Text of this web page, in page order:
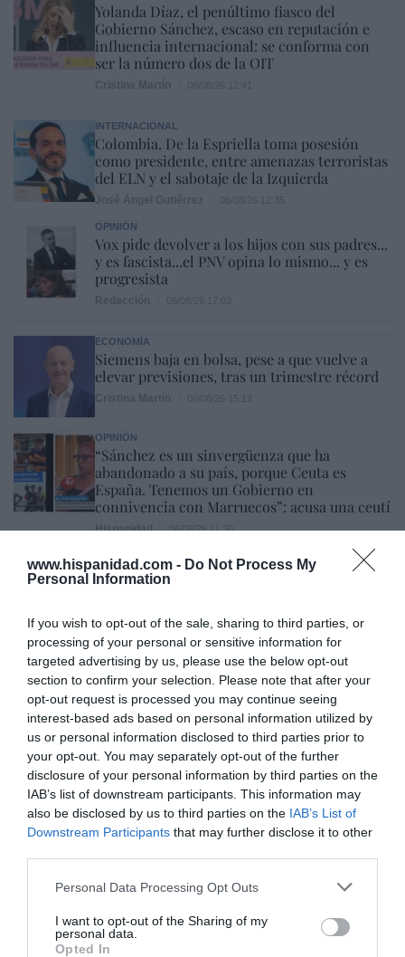
www.hispanidad.com - Do Not Process My
Personal Information
If you wish to opt-out of the sale, sharing to third parties, or
processing of your personal or sensitive information for
targeted advertising by us, please use the below opt-out
section to confirm your selection. Please note that after your
opt-out request is processed you may continue seeing
interest-based ads based on personal information utilized by
us or personal information disclosed to third parties prior to
your opt-out. You may separately opt-out of the further
disclosure of your personal information by third parties on the
IAB’s list of downstream participants. This information may
also be disclosed by us to third parties on the IAB’s List of
Downstream Participants that may further disclose it to other
Personal Data Processing Opt Outs
I want to opt-out of the Sharing of my
personal data.
Opted In
Yolanda Díaz, el penúltimo fiasco del
Gobierno Sánchez, escaso en reputación e
influencia internacional: se conforma con
ser la número dos de la OIT
INTERNACIONAL
Colombia. De la Espriella toma posesión
como presidente, entre amenazas terroristas
del ELN y el sabotaje de la Izquierda
OPINIÓN
Vox pide devolver a los hijos con sus padres...
y es fascista...el PNV opina lo mismo... y es
progresista
ECONOMÍA
Siemens baja en bolsa, pese a que vuelve a
elevar previsiones, tras un trimestre récord
OPINIÓN
“Sánchez es un sinvergüenza que ha
abandonado a su país, porque Ceuta es
España. Tenemos un Gobierno en
connivencia con Marruecos”: acusa una ceutí
Hispanidad 06/08/26 11:30
historia, de poner la verdadera, de
desmontar la falsificación, es un trabajo
cristiano"
por Hispanidad
Artículos anteriores
DIARIO DE LA CORRUPCIÓN SANCHISTA
Diario de la corrupción sanchista. La
Audiencia Nacional prorroga seis meses la
investigación del caso Koldo, ante el
ingente material incautado por la UCO
Artículos anteriores